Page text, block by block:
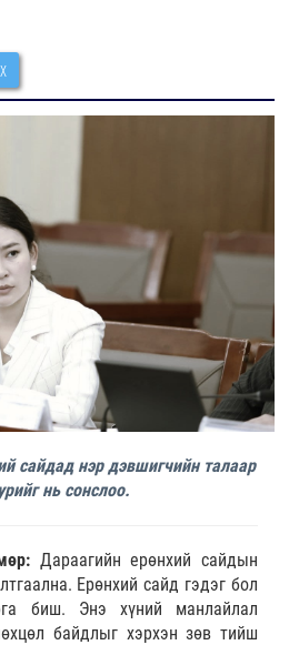
сайдад нэр дэвшигчийн талаар
нь сонслоо.
Дараагийн ерөнхий сайдын
Ерөнхий сайд гэдэг бол
биш. Энэ хүний манлайлал
байдлыг хэрхэн зөв тийш